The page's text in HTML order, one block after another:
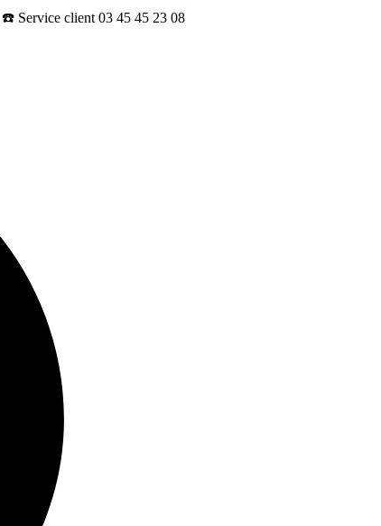
☎️ Service client 03 45 45 23 08